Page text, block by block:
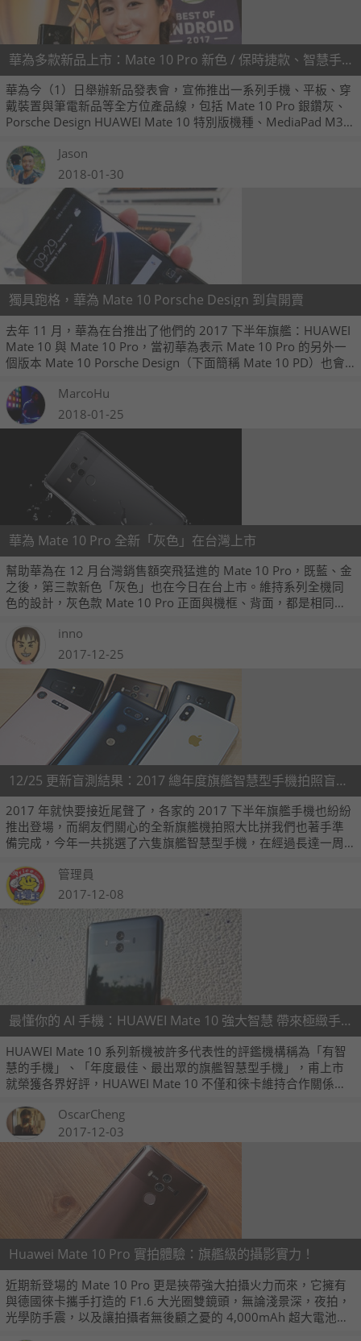
華為多款新品上市：Mate 10 Pro 新色 / 保時捷款、智慧手環、平板
華為今（1）日舉辦新品發表會，宣佈推出一系列手機、平板、穿
戴裝置與筆電新品等全方位產品線，包括 Mate 10 Pro 銀鑽灰、
Porsche Design HUAWEI Mate 10 特別版機種、MediaPad M3
HUAWEI Band 2 Pro，最後還有一款 13 吋輕薄筆電 MateBook
X，將於 2 月至 3 月陸續上市。
Jason
2018-01-30
獨具跑格，華為 Mate 10 Porsche Design 到貨開賣
去年 11 月，華為在台推出了他們的 2017 下半年旗艦：HUAWEI
Mate 10 與 Mate 10 Pro，當初華為表示 Mate 10 Pro 的另外一
個版本 Mate 10 Porsche Design（下面簡稱 Mate 10 PD）也會
貨開賣的消息，建議售價 49,900 元，與上一代 Mate 9 Porsche
Design 版本在台發售的價格相同。
MarcoHu
2018-01-25
華為 Mate 10 Pro 全新「灰色」在台灣上市
幫助華為在 12 月台灣銷售額突飛猛進的 Mate 10 Pro，既藍、金
之後，第三款新色「灰色」也在今日在台上市。維持系列全機同
色的設計，灰色款 Mate 10 Pro 正面與機框、背面，都是相同的
Mate 10 Pro 於去年 11 月底上市，建議售價 26,990 元，開賣即
將屆滿二個月，但跌幅不大，目前最低價格約 23,500 元。
inno
2017-12-25
12/25 更新盲測結果：2017 總年度旗艦智慧型手機拍照盲測大比拼！
2017 年就快要接近尾聲了，各家的 2017 下半年旗艦手機也紛紛
推出登場，而網友們關心的全新旗艦機拍照大比拼我們也著手準
備完成，今年一共挑選了六隻旗艦智慧型手機，在經過長達一周
名吧！
管理員
2017-12-08
最懂你的 AI 手機：HUAWEI Mate 10 強大智慧 帶來極緻手機體驗
HUAWEI Mate 10 系列新機被許多代表性的評鑑機構稱為「有智
慧的手機」、「年度最佳、最出眾的旗艦智慧型手機」，甫上市
就榮獲各界好評，HUAWEI Mate 10 不僅和徠卡維持合作關係，
友，趕緊來認識它！
OscarCheng
2017-12-03
Huawei Mate 10 Pro 實拍體驗：旗艦級的攝影實力！
近期新登場的 Mate 10 Pro 更是挾帶強大拍攝火力而來，它擁有
與德國徠卡攜手打造的 F1.6 大光圈雙鏡頭，無論淺景深，夜拍，
光學防手震，以及讓拍攝者無後顧之憂的 4,000mAh 超大電池，